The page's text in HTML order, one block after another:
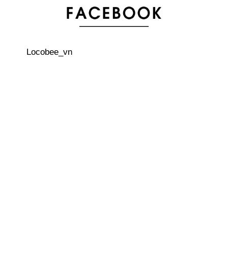
Vua của các loại trái cây: 1 phút bán 8000 quả
Locobee_vn